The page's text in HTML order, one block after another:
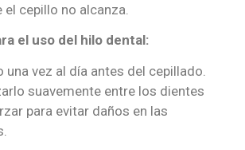
cepillo no alcanza.
el uso del hilo dental:
una vez al día antes del cepillado.
suavemente entre los dientes
para evitar daños en las